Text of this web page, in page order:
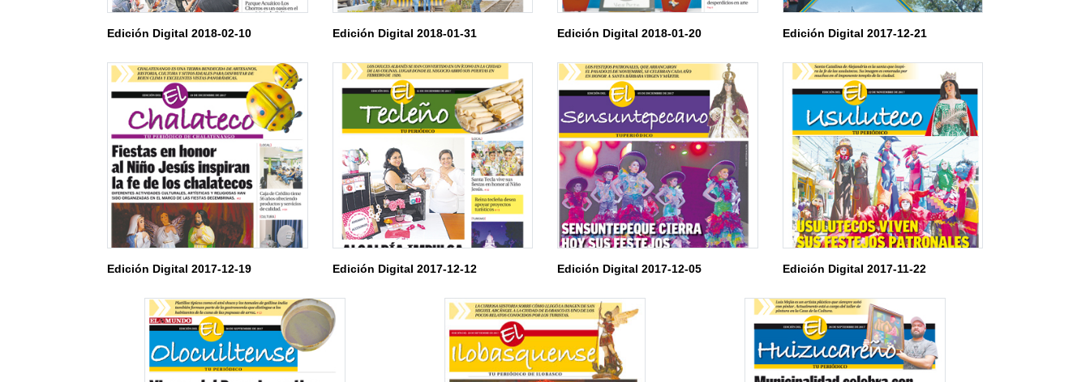
Edición Digital 2018-02-10 Edición Digital 2018-01-31 Edición Digital 2018-01-20 Edición Digital 2017-12-21
Edición Digital 2017-12-19 Edición Digital 2017-12-12 Edición Digital 2017-12-05 Edición Digital 2017-11-22